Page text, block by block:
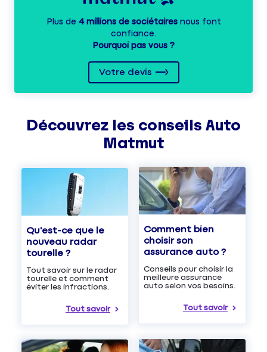
Plus de 4 millions de sociétairesnous font
confiance.
Pourquoi pas vous ?
Votre devis
Découvrez les conseils Auto
Matmut
Qu'est-ce que le
nouveau radar
tourelle ?
Tout savoir sur le radar
tourelle et comment
éviter les infractions.
Tout savoir
Comment bien
choisir son
assurance auto ?
Conseils pour choisir la
meilleure assurance
auto selon vos besoins.
Tout savoir